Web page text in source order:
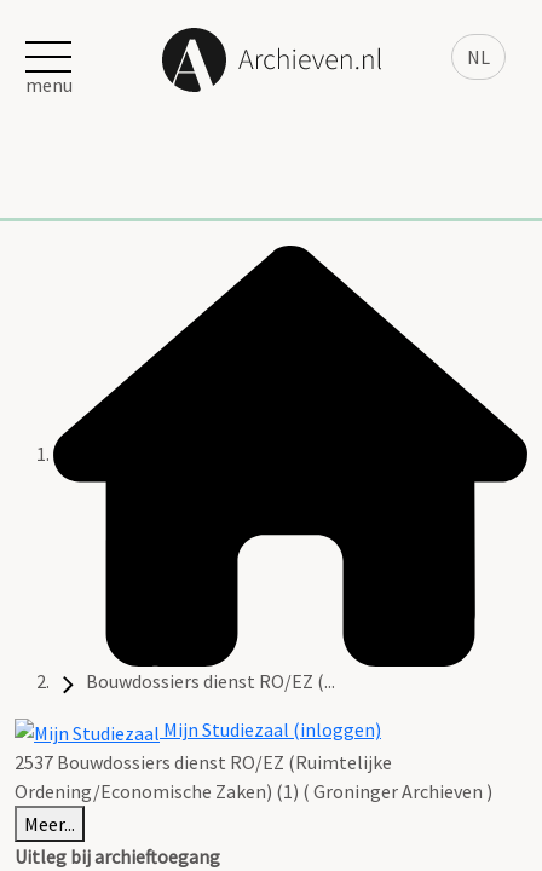
NL
menu
Bouwdossiers dienst RO/EZ (...
Mijn Studiezaal (inloggen)
2537 Bouwdossiers dienst RO/EZ (Ruimtelijke
Ordening/Economische Zaken) (1) ( Groninger Archieven )
Meer...
Uitleg bij archieftoegang